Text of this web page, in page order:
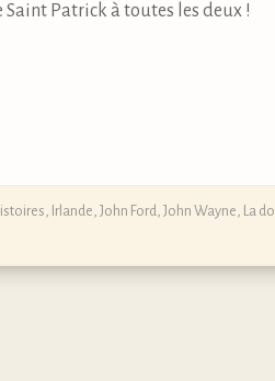
Saint Patrick à toutes les deux !
, Irlande, John Ford, John Wayne, La